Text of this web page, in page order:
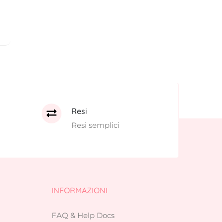
Resi
Resi semplici
INFORMAZIONI
FAQ & Help Docs